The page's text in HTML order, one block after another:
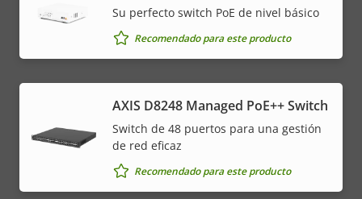
Su perfecto switch PoE de nivel básico
Recomendado para este producto
AXIS D8248 Managed PoE++ Switch
Switch de 48 puertos para una gestión
de red eficaz
Recomendado para este producto